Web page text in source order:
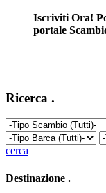
Iscriviti Ora!
portale
Ricerca .
cerca
Destinazione .